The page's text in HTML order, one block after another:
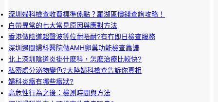
深圳婦科檢查收費標準係點？羅湖區價錢查詢攻略！
白帶異常的七大常見原因與應對方法
香港做陰道超聲波等位耐唔耐?有冇即日檢查服務
深圳邊間婦科醫院做AMH卵巢功能檢查靠譜
北上深圳陰道炎掛什麽科，怎麽治療比較快?
私密處分泌物變色?大陸婦科檢查告訴你真相
婦科炎癥有哪些癥狀?
高危性行為之後：檢測時間與方法